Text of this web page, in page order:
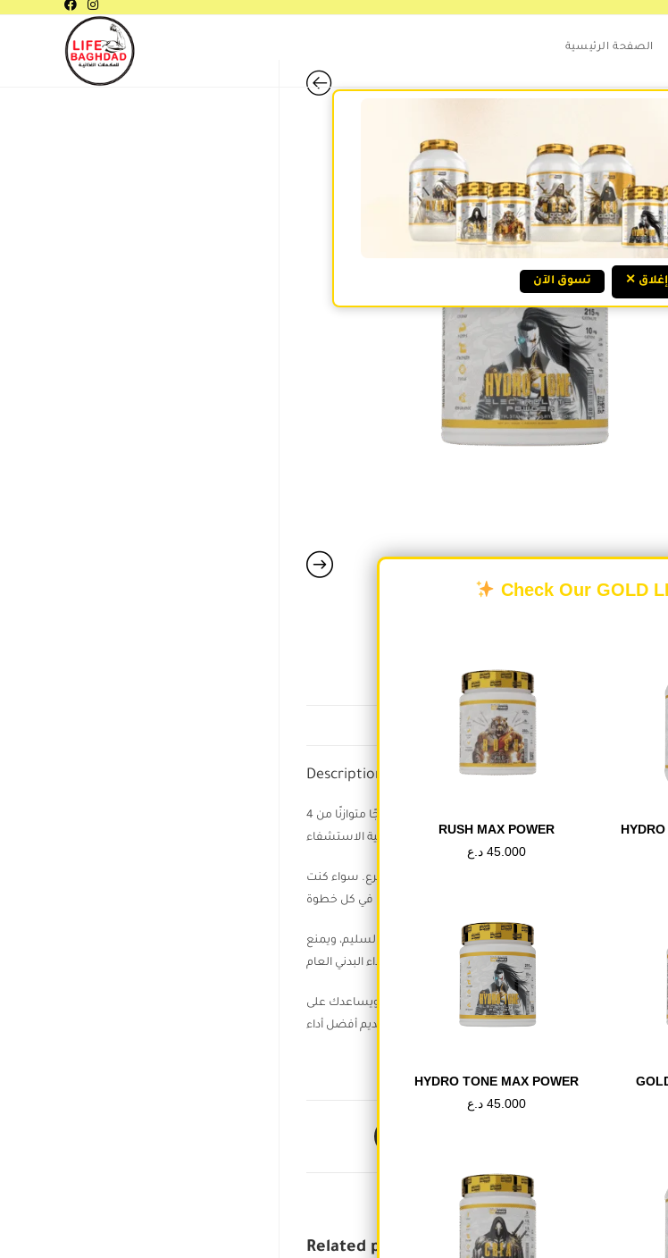
الصفحة الرئيسية
Description
هيدروتون تركيبة متكاملة للترطيب والأداء، مصممة خصيصًا للرياضيين والأفراد النشطين الذين يتطلعون إلى المزيد من مكملاتهم الغذائية. يوفر مزيجًا متوازنًا من 4
مما يساعدك على التدريب بكثافة أكبر والتعافي بشكل أسرع. سواء كنت
تعويض المعادن المفقودة مع العرق. هذا يعزز الترطيب السليم، ويمنع
الإرهاق، ويدعم الأداء البدني العام.
أو بشكل يومي، ليمنحك الطاقة والترطيب اللازمين، ويساعدك على
Related products
Check Our GOLD
RUSH MAX POWER
45.000 د.ع
HYDRO TONE MAX POWER
45.000 د.ع
تسوق الآن ✕ إغلاق